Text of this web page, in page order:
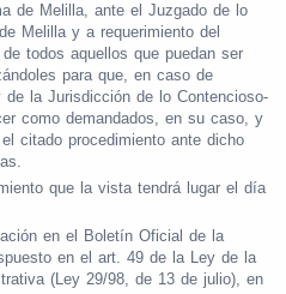
de Melilla, ante el Juzgado de lo
Melilla y a requerimiento del
todos aquellos que puedan ser
para que, en caso de
la Jurisdicción de lo Contencioso-
como demandados, en su caso, y
citado procedimiento ante dicho
que la vista tendrá lugar el día
en el Boletín Oficial de la
en el art. 49 de la Ley de la
(Ley 29/98, de 13 de julio), en